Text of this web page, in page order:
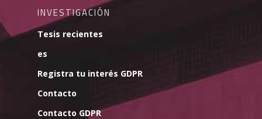
INVESTIGACIÓN
Tesis recientes
es
Registra tu interés GDPR
Contacto
Contacto GDPR